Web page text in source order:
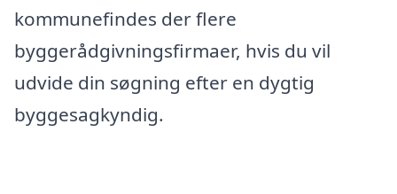
kommunefindes der flere
byggerådgivningsfirmaer, hvis du vil
udvide din søgning efter en dygtig
byggesagkyndig.